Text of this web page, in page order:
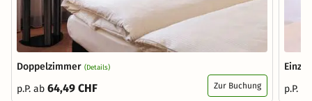
Doppelzimmer (Details)
p.P. ab 64,49 CHF Zur Buchung
p.P.